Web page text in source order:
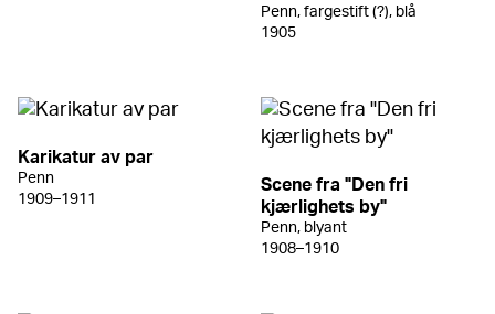
Penn, fargestift (?), blå
1905
Karikatur av par
Penn
1909–1911
Scene fra "Den fri
kjærlighets by"
Penn, blyant
1908–1910